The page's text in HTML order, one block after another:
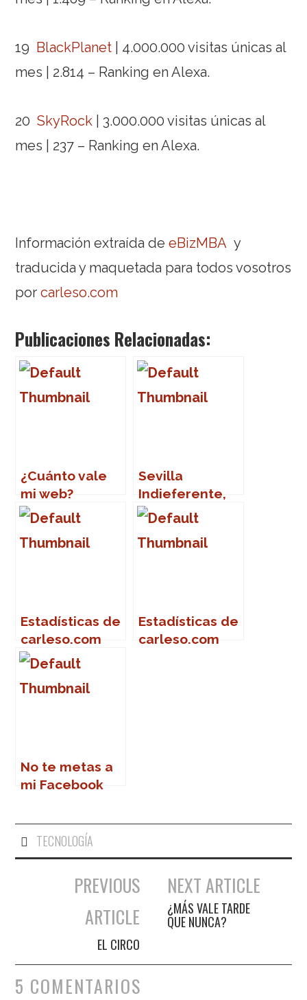
19 BlackPlanet | 4.000.000 visitas únicas al
mes | 2.814 – Ranking en Alexa.
20SkyRock | 3.000.000 visitas únicas al
mes | 237 – Ranking en Alexa.
Información extraída deeBizMBA y
traducida y maquetada para todos vosotros
porcarleso.com
Publicaciones Relacionadas:
¿Cuánto vale
mi web?
Sevilla
Indieferente,
Ladyfest Sur
Chinarro….
Estadísticas de
carleso.com
Estadísticas de
carleso.com
No te metas a
mi Facebook
TECNOLOGÍA
Navegación de entradas
PREVIOUS
ARTICLE
EL CIRCO
NEXT ARTICLE
¿MÁS VALE TARDE
QUE NUNCA?
5 COMENTARIOS